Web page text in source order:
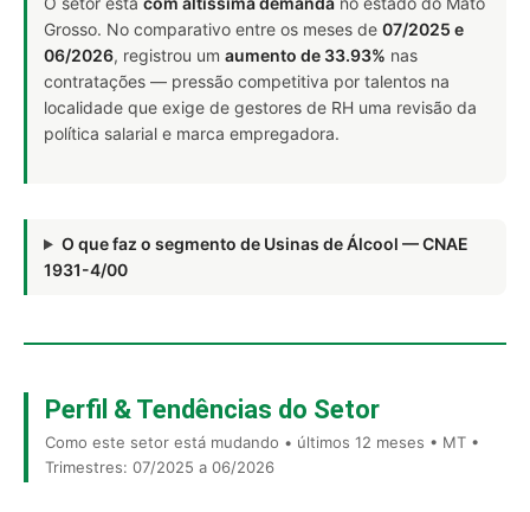
Grosso. No comparativo entre os meses de 07/2025 e
06/2026, registrou um aumento de 33.93% nas
contratações — pressão competitiva por talentos na
localidade que exige de gestores de RH uma revisão da
política salarial e marca empregadora.
O que faz o segmento de Usinas de Álcool — CNAE
1931-4/00
Perfil & Tendências do Setor
Como este setor está mudando • últimos 12 meses • MT •
Trimestres: 07/2025 a 06/2026